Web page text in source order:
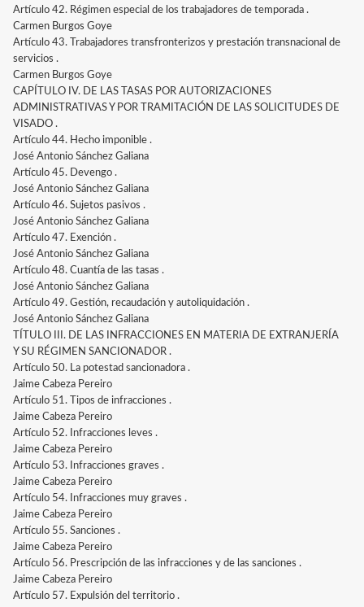
Artículo 42. Régimen especial de los trabajadores de temporada .
Carmen Burgos Goye
Artículo 43. Trabajadores transfronterizos y prestación transnacional de
servicios .
Carmen Burgos Goye
CAPÍTULO IV. DE LAS TASAS POR AUTORIZACIONES
ADMINISTRATIVAS Y POR TRAMITACIÓN DE LAS SOLICITUDES DE
VISADO .
Artículo 44. Hecho imponible .
José Antonio Sánchez Galiana
Artículo 45. Devengo .
José Antonio Sánchez Galiana
Artículo 46. Sujetos pasivos .
José Antonio Sánchez Galiana
Artículo 47. Exención .
José Antonio Sánchez Galiana
Artículo 48. Cuantía de las tasas .
José Antonio Sánchez Galiana
Artículo 49. Gestión, recaudación y autoliquidación .
José Antonio Sánchez Galiana
TÍTULO III. DE LAS INFRACCIONES EN MATERIA DE EXTRANJERÍA
Y SU RÉGIMEN SANCIONADOR .
Artículo 50. La potestad sancionadora .
Jaime Cabeza Pereiro
Artículo 51. Tipos de infracciones .
Jaime Cabeza Pereiro
Artículo 52. Infracciones leves .
Jaime Cabeza Pereiro
Artículo 53. Infracciones graves .
Jaime Cabeza Pereiro
Artículo 54. Infracciones muy graves .
Jaime Cabeza Pereiro
Artículo 55. Sanciones .
Jaime Cabeza Pereiro
Artículo 56. Prescripción de las infracciones y de las sanciones .
Jaime Cabeza Pereiro
Artículo 57. Expulsión del territorio .